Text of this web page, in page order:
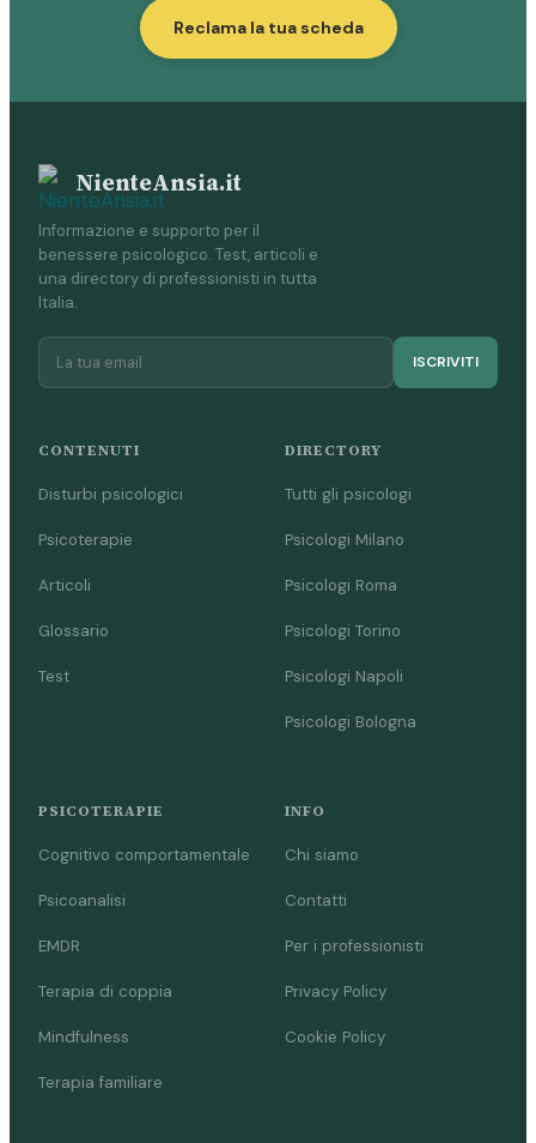
Reclama la tua scheda
NienteAnsia.it
Informazione e supporto per il
benessere psicologico. Test, articoli e
una directory di professionisti in tutta
Italia.
ISCRIVITI
CONTENUTI
Disturbi psicologici
Psicoterapie
Articoli
Glossario
Test
DIRECTORY
Tutti gli psicologi
Psicologi Milano
Psicologi Roma
Psicologi Torino
Psicologi Napoli
Psicologi Bologna
PSICOTERAPIE
Cognitivo comportamentale
Psicoanalisi
EMDR
Terapia di coppia
Mindfulness
Terapia familiare
INFO
Chi siamo
Contatti
Per i professionisti
Privacy Policy
Cookie Policy